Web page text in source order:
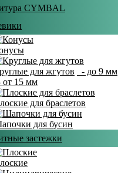
CYMBAL
для жгутов - до 9 мм
от 15 мм
для браслетов
для бусин
застежки